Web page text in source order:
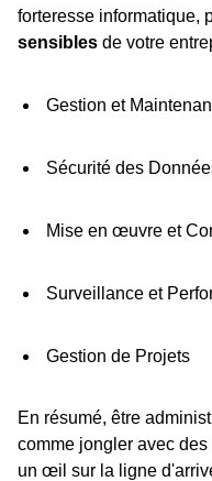
forteresse informatique,
sensibles de votre
Gestion et
Sécurité des
Mise en œuvre et
Surveillance et
Gestion de Projets
En résumé, être
comme jongler avec
un œil sur la ligne